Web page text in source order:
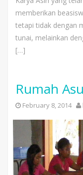
memberikan
tetapi tidak dengan
tunai, melainkan
[…]
Rumah
February 8, 2014